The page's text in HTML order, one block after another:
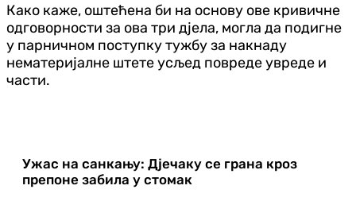
Како каже, оштећена би на основу ове кривичне
одговорности за ова три дјела, могла да подигне
у парничном поступку тужбу за накнаду
нематеријалне штете усљед повреде увреде и
части.
Ужас на санкању: Дјечаку се грана кроз
препоне забила у стомак